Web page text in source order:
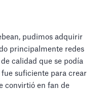
pudimos adquirir
principalmente redes
calidad que se podía
suficiente para crear
convirtió en fan de